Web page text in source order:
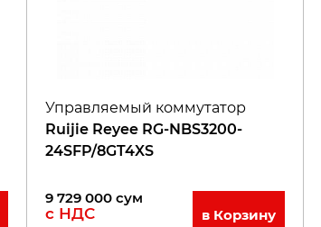
Управляемый коммутатор
Ruijie Reyee RG-NBS3200-
24SFP/8GT4XS
9 729 000 сум
с НДС в Корзину